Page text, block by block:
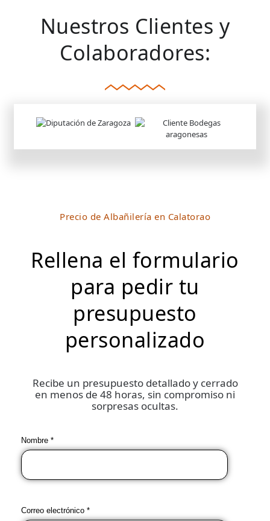
Nuestros Clientes y
Colaboradores:
Precio de Albañilería en Calatorao
Rellena el formulario
para pedir tu
presupuesto
personalizado
Recibe un presupuesto detallado y cerrado
en menos de 48 horas, sin compromiso ni
sorpresas ocultas.
Nombre *
Correo electrónico *